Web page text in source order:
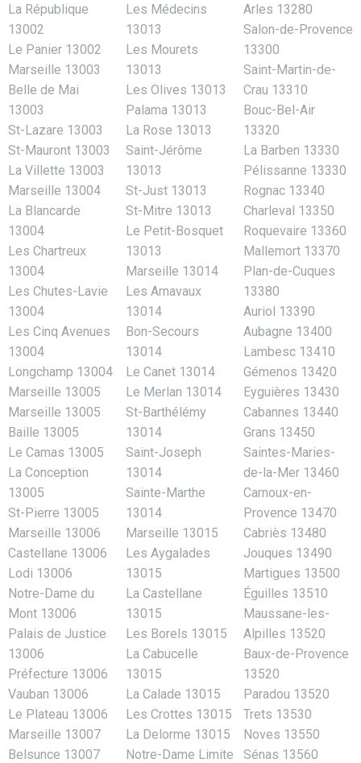
La République
13002
Le Panier 13002
Marseille 13003
Belle de Mai
13003
St-Lazare 13003
St-Mauront 13003
La Villette 13003
Marseille 13004
La Blancarde
13004
Les Chartreux
13004
Les Chutes-Lavie
13004
Les Cinq Avenues
13004
Longchamp 13004
Marseille 13005
Marseille 13005
Baille 13005
Le Camas 13005
La Conception
13005
St-Pierre 13005
Marseille 13006
Castellane 13006
Lodi 13006
Notre-Dame du
Mont 13006
Palais de Justice
13006
Préfecture 13006
Vauban 13006
Le Plateau 13006
Marseille 13007
Belsunce 13007
Les Médecins
13013
Les Mourets
13013
Les Olives 13013
Palama 13013
La Rose 13013
Saint-Jérôme
13013
St-Just 13013
St-Mitre 13013
Le Petit-Bosquet
13013
Marseille 13014
Les Arnavaux
13014
Bon-Secours
13014
Le Canet 13014
Le Merlan 13014
St-Barthélémy
13014
Saint-Joseph
13014
Sainte-Marthe
13014
Marseille 13015
Les Aygalades
13015
La Castellane
13015
Les Borels 13015
La Cabucelle
13015
La Calade 13015
Les Crottes 13015
La Delorme 13015
Notre-Dame Limite
Arles 13280
Salon-de-Provence
13300
Saint-Martin-de-
Crau 13310
Bouc-Bel-Air
13320
La Barben 13330
Pélissanne 13330
Rognac 13340
Charleval 13350
Roquevaire 13360
Mallemort 13370
Plan-de-Cuques
13380
Auriol 13390
Aubagne 13400
Lambesc 13410
Gémenos 13420
Eyguières 13430
Cabannes 13440
Grans 13450
Saintes-Maries-
de-la-Mer 13460
Carnoux-en-
Provence 13470
Cabriès 13480
Jouques 13490
Martigues 13500
Éguilles 13510
Maussane-les-
Alpilles 13520
Baux-de-Provence
13520
Paradou 13520
Trets 13530
Noves 13550
Sénas 13560